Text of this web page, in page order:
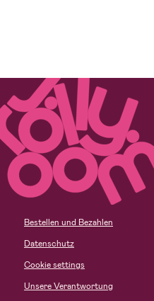
Bestellen und Bezahlen
Datenschutz
Cookie settings
Unsere Verantwortung